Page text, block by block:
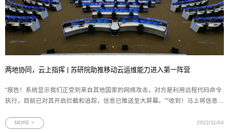
两地协同，云上指挥 | 苏研院助推移动云运维能力进入第一阵营
“报告！系统显示我们正受到来自其他国家的网络攻击，对方是利用远程代码命令
执行，目前已对其开启拦截和追踪，信息已推送至大屏幕。”“收到！马上将信息同
指挥中心的常见场景。移动云监控调度指挥中心（全文简称“监控指挥中心”）已在
MORE > 2022/11/04